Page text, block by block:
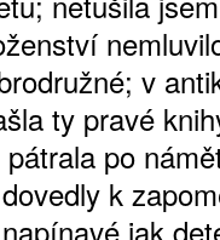
v
ty pravé
po
k
jak